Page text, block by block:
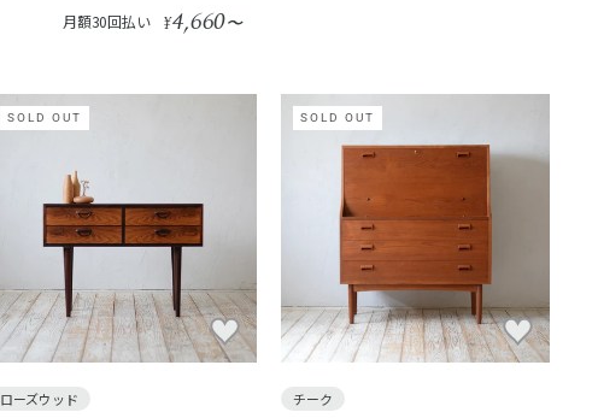
月額30回払い ¥4,660〜
SOLD OUT
ローズウッド
SOLD OUT
チーク